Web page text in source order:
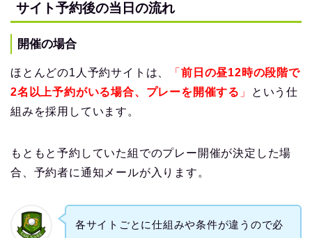
サイト予約後の当日の流れ
開催の場合
ほとんどの1人予約サイトは、 「前日の昼12時の段階で
2名以上予約がいる場合、プレーを開催する 」
という仕
組みを採用しています。
もともと予約していた組でのプレー開催が決定した場
合、予約者に通知メールが入ります。
各サイトごとに仕組みや条件が違うので必